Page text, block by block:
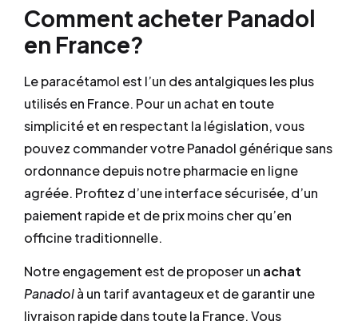
Comment acheter Panadol
en France?
Le paracétamol est l’un des antalgiques les plus
utilisés en France. Pour un achat en toute
simplicité et en respectant la législation, vous
pouvez commander votre Panadol générique sans
ordonnance depuis notre pharmacie en ligne
agréée. Profitez d’une interface sécurisée, d’un
paiement rapide et de prix moins cher qu’en
officine traditionnelle.
Notre engagement est de proposer un achat
Panadolà un tarif avantageux et de garantir une
livraison rapide dans toute la France. Vous